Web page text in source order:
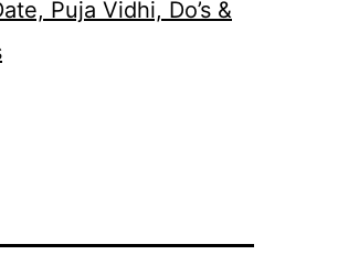
Puja Vidhi, Do’s &